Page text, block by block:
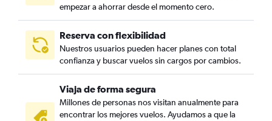
empezar a ahorrar desde el momento cero.
Reserva con flexibilidad
Nuestros usuarios pueden hacer planes con total
confianza y buscar vuelos sin cargos por cambios.
Viaja de forma segura
Millones de personas nos visitan anualmente para
encontrar los mejores vuelos. Ayudamos a que la